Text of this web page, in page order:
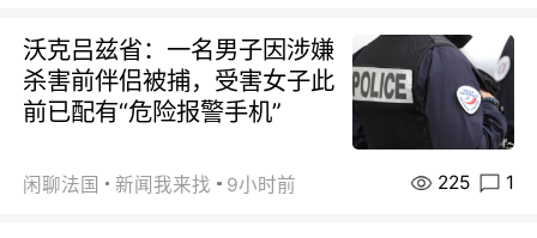
沃克吕兹省：一名男子因涉嫌
杀害前伴侣被捕，受害女子此
前已配有“危险报警手机”
闲聊法国 新闻我来找 9小时前 225 1